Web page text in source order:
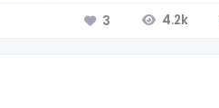
3 4.2k